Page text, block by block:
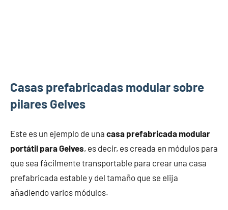
Casas prefabricadas modular sobre
pilares Gelves
Este es un ejemplo de una casa prefabricada modular
portátil para Gelves, es decir, es creada en módulos para
que sea fácilmente transportable para crear una casa
prefabricada estable y del tamaño que se elija
añadiendo varios módulos.